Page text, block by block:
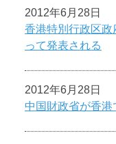
2012年6月28日
香港特別行政区政
って発表される
2012年6月28日
中国財政省が香